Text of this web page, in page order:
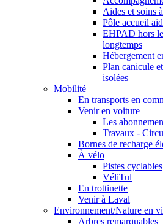
Aides et soins
Pôle accueil
EHPAD hors
longtemps
Hébergement
Plan canicule
isolées
Mobilité
En transports en
Venir en voiture
Les
Travaux -
Bornes de recharge
À vélo
Pistes cyclables
VéliTul
En trottinette
Venir à Laval
Environnement/Nature en
Arbres remarquables